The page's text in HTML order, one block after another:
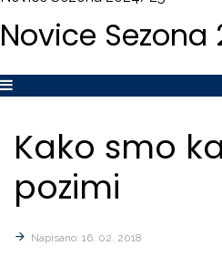
Novice Sezona
Kako smo
pozimi
Napisano: 16. 02. 2018